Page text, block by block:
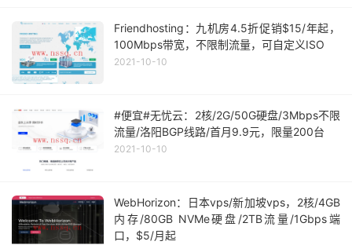
Friendhosting：九机房4.5折促销$15/年起，
100Mbps带宽，不限制流量，可自定义ISO
2021-10-10
#便宜#无忧云：2核/2G/50G硬盘/3Mbps不限
流量/洛阳BGP线路/首月9.9元，限量200台
2021-10-10
WebHorizon：日本vps/新加坡vps，2核/4GB
内存/80GB NVMe硬盘/2TB流量/1Gbps端
口，$5/月起